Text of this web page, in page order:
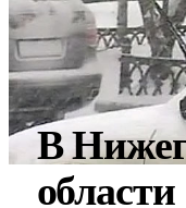
В
области